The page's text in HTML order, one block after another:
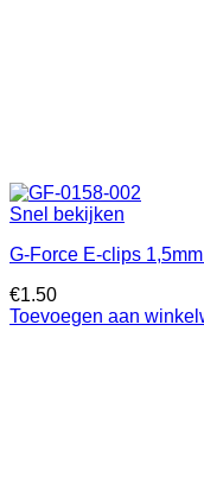
Snel bekijken
G-Force E-clips
€1.50
Toevoegen aan